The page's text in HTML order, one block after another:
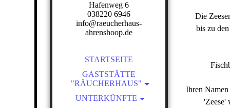
Hafenweg 6
038220 6946
info@raeucherhaus-
ahrenshoop.de
STARTSEITE
GASTSTÄTTE
"RÄUCHERHAUS"
SPEISEKARTE
UNTERKÜNFTE
Die
bis zu
Ihren
'Zeese'